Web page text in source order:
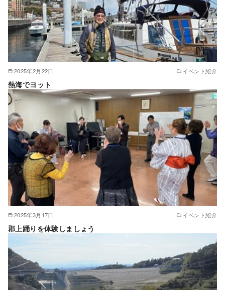
2025年2月22日 イベント紹介
熱海でヨット
2025年3月17日 イベント紹介
郡上踊りを体験しましょう